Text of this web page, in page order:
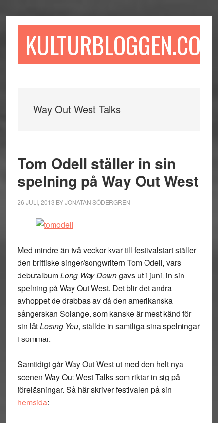
till
till
sidofältet
till
KULTURBLOGGEN.COM
Way Out West Talks
Tom Odell ställer in sin
spelning på Way Out West
26 JULI, 2013 BYJONATAN SÖDERGREN
Med mindre än två veckor kvar till festivalstart ställer
den brittiske singer/songwritern Tom Odell, vars
debutalbumLong Way Downgavs ut i juni, in sin
spelning på Way Out West. Det blir det andra
avhoppet de drabbas av då den amerikanska
sångerskan Solange, som kanske är mest känd för
sin låtLosing You, ställde in samtliga sina spelningar
i sommar.
Samtidigt går Way Out West ut med den helt nya
scenen Way Out West Talks som riktar in sig på
föreläsningar. Så här skriver festivalen på sin
hemsida: